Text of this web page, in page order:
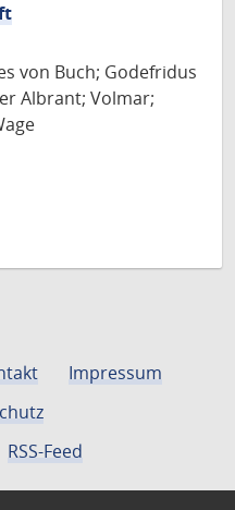
von Buch; Godefridus
Albrant; Volmar;
Impressum
RSS-Feed